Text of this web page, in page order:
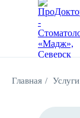
Главная / Услуги